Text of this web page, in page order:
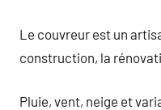
Le couvreur est un
construction, la
Pluie, vent, neige et